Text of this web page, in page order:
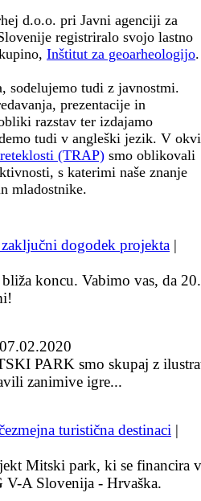
d.o.o. pri Javni agenciji za
registriralo svojo lastno
Inštitut za geoarheologijo.
sodelujemo tudi z javnostmi.
prezentacije in
razstav ter izdajamo
tudi v angleški jezik. V
(TRAP) smo oblikovali
s katerimi naše znanje
mladostnike.
dogodek projekta |
koncu. Vabimo vas, da
07.02.2020
PARK smo skupaj z
zanimive igre...
turistična destinaci |
Mitski park, ki se financira
A Slovenija - Hrvaška.